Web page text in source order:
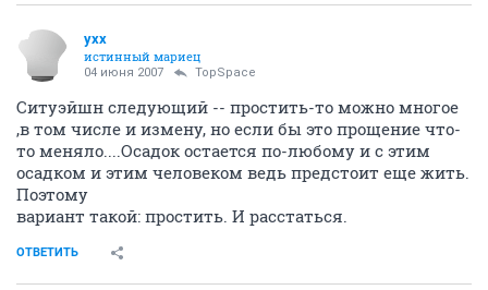
yxx
истинный мариец
04 июня 2007 TopSpace
Ситуэйшн следующий -- простить-то можно многое
,в том числе и измену, но если бы это прощение что-
то меняло....Осадок остается по-любому и с этим
осадком и этим человеком ведь предстоит еще жить.
Поэтому
вариант такой: простить. И расстаться.
ОТВЕТИТЬ